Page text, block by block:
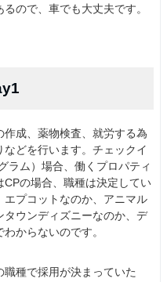
ので、車でも大丈夫です。
成、薬物検査、就労する為
どを行います。チェックイ
ラム）場合、働くプロパティ
の場合、職種は決定してい
プコットなのか、アニマル
ウンディズニーなのか、デ
からないのです。
種で採用が決まっていた